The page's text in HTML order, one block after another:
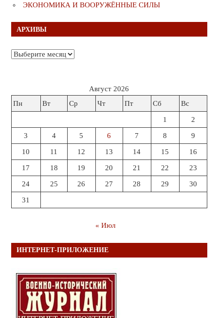
ЭКОНОМИКА И ВООРУЖЁННЫЕ СИЛЫ
АРХИВЫ
Архивы
Август 2026
Пн
Вт Ср Чт Пт Сб Вс
1 2
3 4 5 6 7 8 9
10 11 12 13 14 15 16
17 18 19 20 21 22 23
24 25 26 27 28 29 30
31
« Июл
ИНТЕРНЕТ-ПРИЛОЖЕНИЕ